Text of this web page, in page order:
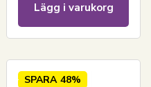
Lägg i varukorg
SPARA 48%